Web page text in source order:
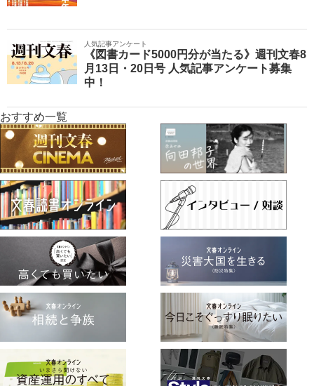
人気記事アンケート
《図書カード5000円分が当たる》週刊文春8
月13日・20日号 人気記事アンケート募集
中！
おすすめ一覧